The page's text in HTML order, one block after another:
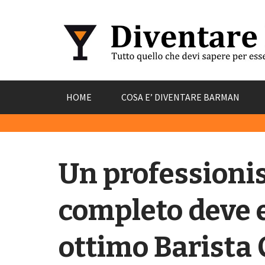
to
content
HOME COSA E’ DIVENTARE BARMAN
Un
completo deve
ottimo Barista